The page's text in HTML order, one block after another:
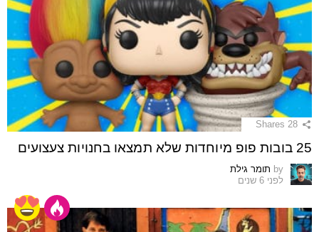
28
Shares
25 בובות פופ מיוחדות שלא תמצאו בחנויות צעצועים
by תומר גילת
לפני 6 שנים